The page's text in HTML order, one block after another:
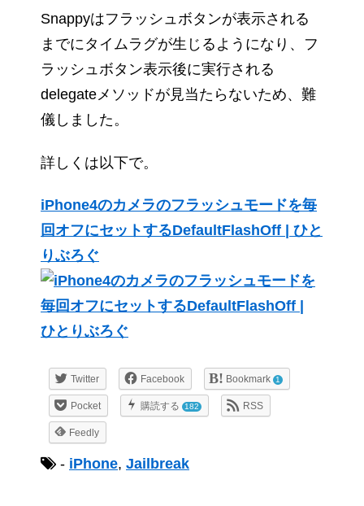
Snappyはフラッシュボタンが表示される
までにタイムラグが生じるようになり、フ
ラッシュボタン表示後に実行される
delegateメソッドが見当たらないため、難
儀しました。
詳しくは以下で。
iPhone4のカメラのフラッシュモードを毎
回オフにセットするDefaultFlashOff | ひと
りぶろぐ
Twitter Facebook Bookmark 1
Pocket 購読する 182 RSS
Feedly
- iPhone, Jailbreak